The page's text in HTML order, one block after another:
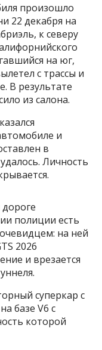
произошло
22 декабря на
к северу
на юг,
с трассы и
В результате
из салона.
и
в
Личность
полиции есть
на ней
2026
и врезается
суперкар с
базе V6 с
которой